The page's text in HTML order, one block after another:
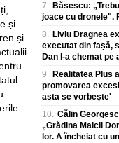
și
și
7. Băsescu:
joace cu dronele".
8. Liviu Dragnea
executat din fașă,
Dan l-a chemat pe
9. Realitatea Plus
promovarea
asta se vorbește'
10. Călin
„Grădina Maicii
lor. A încheiat cu